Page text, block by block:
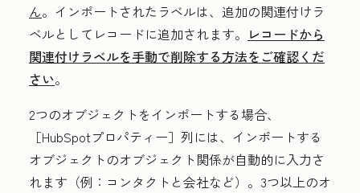
ん。インポートされたラベルは、追加の関連付けラ
ベルとしてレコードに追加されます。 レコードから
関連付けラベルを手動で削除する方法をご確認くだ
さい。
2つのオブジェクトをインポートする場合、
［HubSpotプロパティー］ 列には、インポートする
オブジェクトのオブジェクト関係が自動的に入力さ
れます（例：コンタクトと会社など）。3つ以上のオ